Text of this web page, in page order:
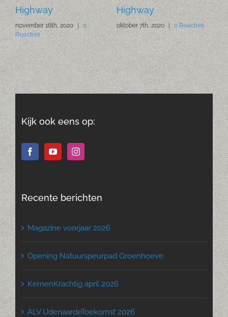
Highway
november 16th, 2020 | 0
Reacties
Highway
oktober 7th, 2020 | 0 Reacties
Kijk ook eens op:
Recente berichten
Magazine voorjaar 2026
Opening Natuurspeurpad Groenhoeve
KernenKrachtig april 2026
ALV UdenaardeToekomst 2026